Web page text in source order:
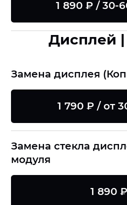
1 890 ₽ / 30-
Дисплей
Замена дисплея
1 790 ₽ / от
Замена стекла
модуля
1 890